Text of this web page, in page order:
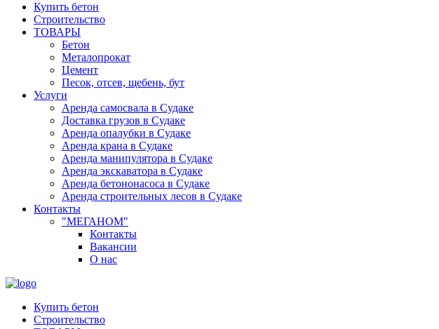
Купить бетон
Строительство
ТОВАРЫ
Бетон
Металопрокат
Цемент
Песок, отсев, щебень, бут
Услуги
Аренда самосвала в Судаке
Доставка грузов в Судаке
Аренда опалубки в Судаке
Аренда крана в Судаке
Аренда манипулятора в Судаке
Аренда экскаватора в Судаке
Аренда бетононасоса в Судаке
Аренда строительных лесов в Судаке
Контакты
"МЕГАНОМ"
Контакты
Вакансии
О нас
Купить бетон
Строительство